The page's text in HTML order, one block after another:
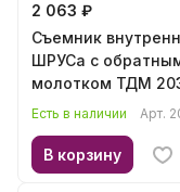
2 063 ₽
Съемник
ШРУСа с
молотком ТДМ
Есть в наличии Арт.
В корзину